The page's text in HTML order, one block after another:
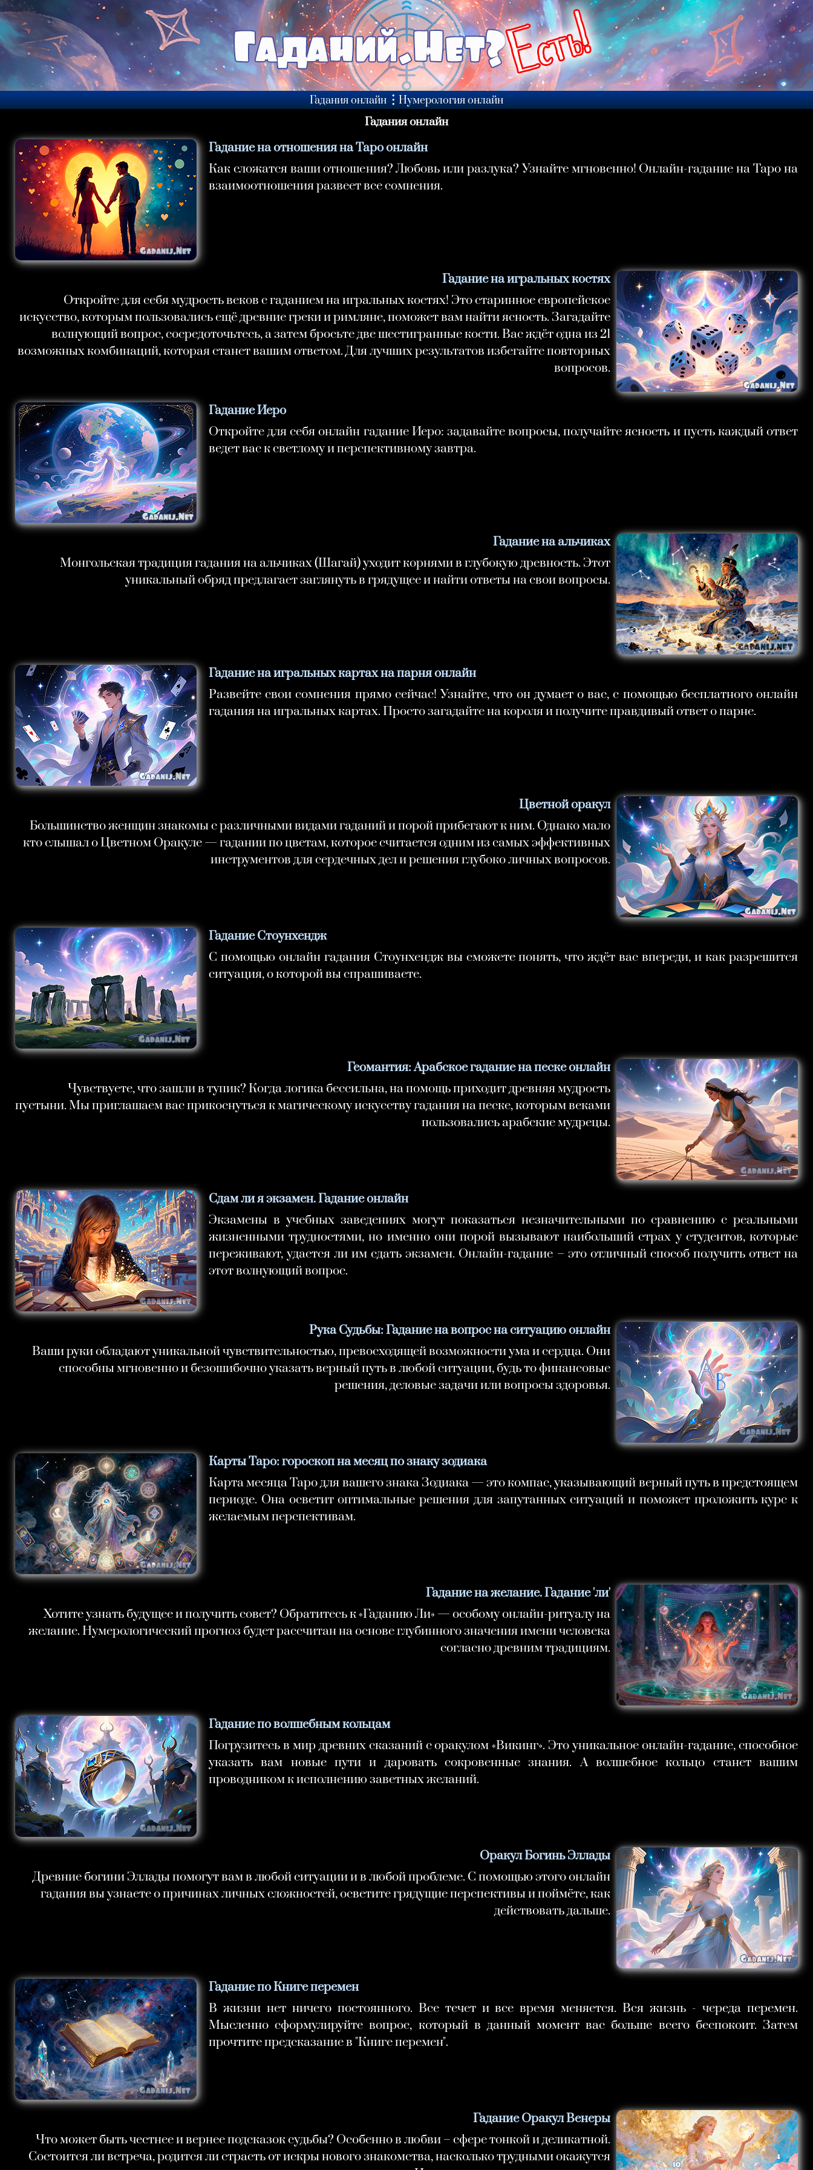
Гадания онлайн Нумерология онлайн
Гадания онлайн
Гадание на отношения на Таро онлайн
Как сложатся ваши отношения? Любовь или разлука? Узнайте мгновенно! Онлайн-гадание на Таро на
взаимоотношения развеет все сомнения.
Гадание на игральных костях
Откройте для себя мудрость веков с гаданием на игральных костях! Это старинное европейское
искусство, которым пользовались ещё древние греки и римляне, поможет вам найти ясность. Загадайте
волнующий вопрос, сосредоточьтесь, а затем бросьте две шестигранные кости. Вас ждёт одна из 21
возможных комбинаций, которая станет вашим ответом. Для лучших результатов избегайте повторных
вопросов.
Гадание Иеро
Откройте для себя онлайн гадание Иеро: задавайте вопросы, получайте ясность и пусть каждый ответ
ведет вас к светлому и перспективному завтра.
Гадание на альчиках
Монгольская традиция гадания на альчиках (Шагай) уходит корнями в глубокую древность. Этот
уникальный обряд предлагает заглянуть в грядущее и найти ответы на свои вопросы.
Гадание на игральных картах на парня онлайн
Развейте свои сомнения прямо сейчас! Узнайте, что он думает о вас, с помощью бесплатного онлайн
гадания на игральных картах. Просто загадайте на короля и получите правдивый ответ о парне.
Цветной оракул
Большинство женщин знакомы с различными видами гаданий и порой прибегают к ним. Однако мало
кто слышал о Цветном Оракуле — гадании по цветам, которое считается одним из самых эффективных
инструментов для сердечных дел и решения глубоко личных вопросов.
Гадание Стоунхендж
С помощью онлайн гадания Стоунхендж вы сможете понять, что ждёт вас впереди, и как разрешится
ситуация, о которой вы спрашиваете.
Геомантия: Арабское гадание на песке онлайн
Чувствуете, что зашли в тупик? Когда логика бессильна, на помощь приходит древняя мудрость
пустыни. Мы приглашаем вас прикоснуться к магическому искусству гадания на песке, которым веками
пользовались арабские мудрецы.
Сдам ли я экзамен. Гадание онлайн
Экзамены в учебных заведениях могут показаться незначительными по сравнению с реальными
жизненными трудностями, но именно они порой вызывают наибольший страх у студентов, которые
переживают, удастся ли им сдать экзамен. Онлайн-гадание – это отличный способ получить ответ на
этот волнующий вопрос.
Рука Судьбы: Гадание на вопрос на ситуацию онлайн
Ваши руки обладают уникальной чувствительностью, превосходящей возможности ума и сердца. Они
способны мгновенно и безошибочно указать верный путь в любой ситуации, будь то финансовые
решения, деловые задачи или вопросы здоровья.
Карты Таро: гороскоп на месяц по знаку зодиака
Карта месяца Таро для вашего знака Зодиака — это компас, указывающий верный путь в предстоящем
периоде. Она осветит оптимальные решения для запутанных ситуаций и поможет проложить курс к
желаемым перспективам.
Гадание на желание. Гадание 'ли'
Хотите узнать будущее и получить совет? Обратитесь к «Гаданию Ли» — особому онлайн-ритуалу на
желание. Нумерологический прогноз будет рассчитан на основе глубинного значения имени человека
согласно древним традициям.
Гадание по волшебным кольцам
Погрузитесь в мир древних сказаний с оракулом «Викинг». Это уникальное онлайн-гадание, способное
указать вам новые пути и даровать сокровенные знания. А волшебное кольцо станет вашим
проводником к исполнению заветных желаний.
Оракул Богинь Эллады
Древние богини Эллады помогут вам в любой ситуации и в любой проблеме. С помощью этого онлайн
гадания вы узнаете о причинах личных сложностей, осветите грядущие перспективы и поймёте, как
действовать дальше.
Гадание по Книге перемен
В жизни нет ничего постоянного. Все течет и все время меняется. Вся жизнь - череда перемен.
Мысленно сформулируйте вопрос, который в данный момент вас больше всего беспокоит. Затем
прочтите предсказание в "Книге перемен".
Гадание Оракул Венеры
Что может быть честнее и вернее подсказок судьбы? Особенно в любви – сфере тонкой и деликатной.
Состоится ли встреча, родится ли страсть от искры нового знакомства, насколько трудными окажутся